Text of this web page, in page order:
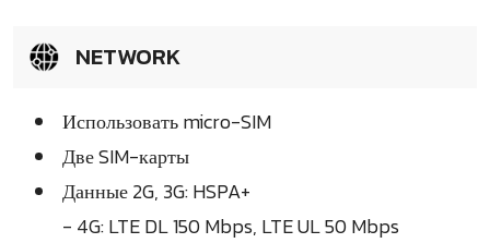
NETWORK
Использовать micro-SIM
Две SIM-карты
Данные 2G, 3G: HSPA+
- 4G: LTE DL 150 Mbps, LTE UL 50 Mbps